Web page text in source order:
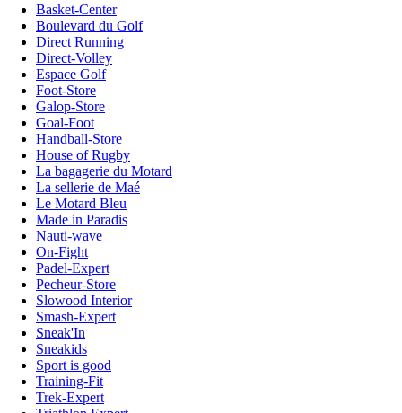
Basket-Center
Boulevard du Golf
Direct Running
Direct-Volley
Espace Golf
Foot-Store
Galop-Store
Goal-Foot
Handball-Store
House of Rugby
La bagagerie du Motard
La sellerie de Maé
Le Motard Bleu
Made in Paradis
Nauti-wave
On-Fight
Padel-Expert
Pecheur-Store
Slowood Interior
Smash-Expert
Sneak'In
Sneakids
Sport is good
Training-Fit
Trek-Expert